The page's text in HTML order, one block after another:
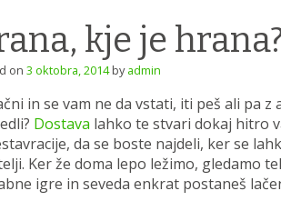
kje je
on 3 oktobra, 2014 byadmin
in se vam ne da vstati, iti peš ali pa
Dostava lahko te stvari dokaj hitro
da se boste najdeli, ker se
Ker že doma lepo ležimo, gledamo
igre in seveda enkrat postaneš